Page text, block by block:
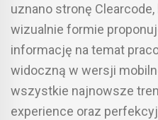
uznano stronę
wizualnie formie
informację na temat
widoczną w wersji
wszystkie najnowsze
experience oraz